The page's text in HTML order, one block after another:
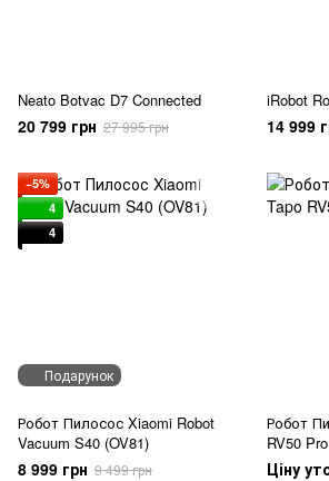
Neato Botvac D7 Connected
20 799 грн 27 995 грн
iRobot
14 999
Подарунок
−5%
4
4
Робот Пилосос Xiaomi Robot
Vacuum S40 (OV81)
8 999 грн 9 499 грн
Робот
RV50
Ціну